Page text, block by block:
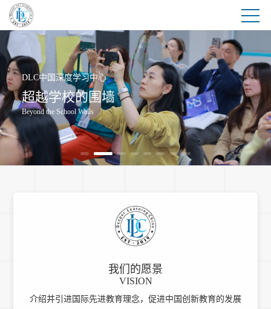
DLC中国深度学习中心
超越学校的围墙
Beyond the School Walls
DLC中国深度学习中心
超越学校的围墙
Beyond the School Walls
我们的愿景
VISION
介绍并引进国际先进教育理念，促进中国创新教育的发展